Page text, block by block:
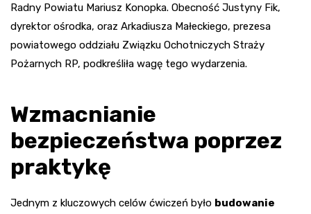
Radny Powiatu Mariusz Konopka. Obecność Justyny Fik,
dyrektor ośrodka, oraz Arkadiusza Małeckiego, prezesa
powiatowego oddziału Związku Ochotniczych Straży
Pożarnych RP, podkreśliła wagę tego wydarzenia.
Wzmacnianie
bezpieczeństwa poprzez
praktykę
Jednym z kluczowych celów ćwiczeń było budowanie